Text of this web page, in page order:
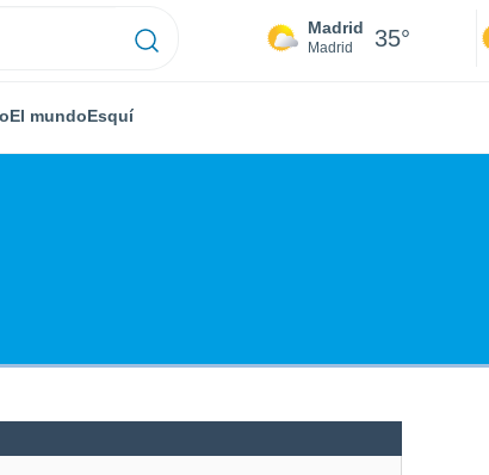
Madrid
Madrid 35°
El mundoEsquí